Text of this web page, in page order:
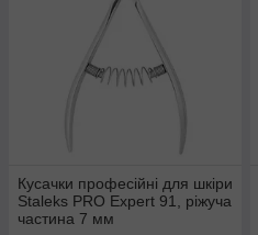
Кусачки професійні для шкіри
Staleks PRO Expert 91, ріжуча
частина 7 мм